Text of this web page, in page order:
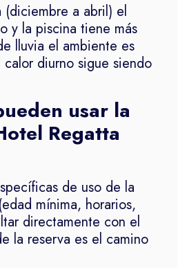
(diciembre a abril) el
y la piscina tiene más
lluvia el ambiente es
diurno sigue siendo
usar la
Regatta
de uso de la
mínima, horarios,
directamente con el
la reserva es el camino